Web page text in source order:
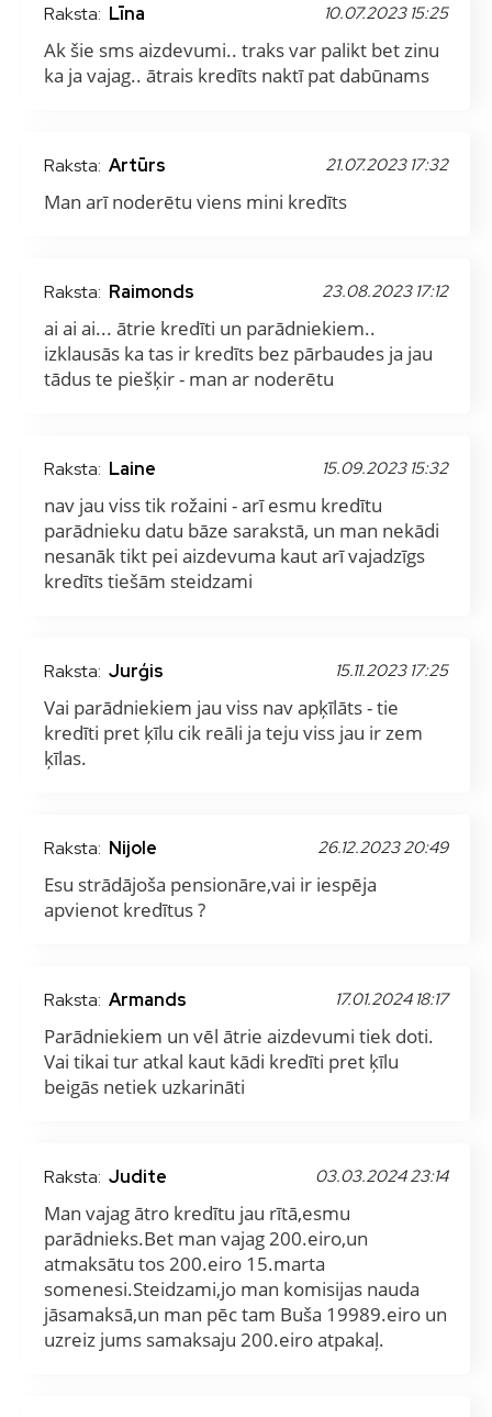
Raksta: Līna 10.07.2023 15:25
Ak šie sms aizdevumi.. traks var palikt bet zinu
ka ja vajag.. ātrais kredīts naktī pat dabūnams
Raksta: Artūrs 21.07.2023 17:32
Man arī noderētu viens mini kredīts
Raksta: Raimonds 23.08.2023 17:12
ai ai ai... ātrie kredīti un parādniekiem..
izklausās ka tas ir kredīts bez pārbaudes ja jau
tādus te piešķir - man ar noderētu
Raksta: Laine 15.09.2023 15:32
nav jau viss tik rožaini - arī esmu kredītu
parādnieku datu bāze sarakstā, un man nekādi
nesanāk tikt pei aizdevuma kaut arī vajadzīgs
kredīts tiešām steidzami
Raksta: Jurģis 15.11.2023 17:25
Vai parādniekiem jau viss nav apķīlāts - tie
kredīti pret ķīlu cik reāli ja teju viss jau ir zem
ķīlas.
Raksta: Nijole 26.12.2023 20:49
Esu strādājoša pensionāre,vai ir iespēja
apvienot kredītus ?
Raksta: Armands 17.01.2024 18:17
Parādniekiem un vēl ātrie aizdevumi tiek doti.
Vai tikai tur atkal kaut kādi kredīti pret ķīlu
beigās netiek uzkarināti
Raksta: Judite 03.03.2024 23:14
Man vajag ātro kredītu jau rītā,esmu
parādnieks.Bet man vajag 200.eiro,un
atmaksātu tos 200.eiro 15.marta
somenesi.Steidzami,jo man komisijas nauda
jāsamaksā,un man pēc tam Buša 19989.eiro un
uzreiz jums samaksaju 200.eiro atpakaļ.